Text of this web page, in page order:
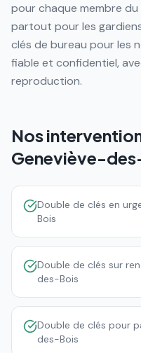
pour chaque membre
partout pour les
clés de bureau pour les
fiable et confidentiel,
reproduction.
Nos
Geneviève-
Double de clés en
Bois
Double de clés sur
des-Bois
Double de clés pour
des-Bois